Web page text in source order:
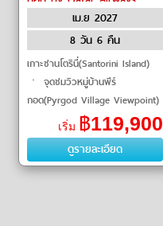
เม.ย 2027
8 วัน 6 คืน
เกาะซานโตรินี่(Santorini Island)
ㆍ จุดชมวิวหมู่บ้านพีร์
กอด(Pyrgod Village Viewpoint)
ㆍ หาดเพอร์ริสซา(Perrissa
Beach) ㆍ หาดทรายดำ(Black
Beach) ㆍ คามารีบีช(Ka
เริ่ม ฿119,900
ดูรายละเอียด